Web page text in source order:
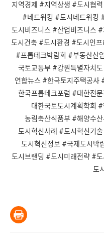
지역경제 #지역상생 #도시협
#네트워킹 #도시네트워킹
도시비즈니스 #산업비즈니스
도시건축 #도시환경 #도시인
#프롭테크박람회 #부동산산
국토교통부 #강원특별자치
연합뉴스 #한국토지주택공사
한국프롭테크포럼 #대한전
대한국토도시계획학회
농림축산식품부 #해양수
도시혁신사례 #도시혁신기
도시혁신정보 #국제도시박
도시브랜딩 #도시미래전략 #
도